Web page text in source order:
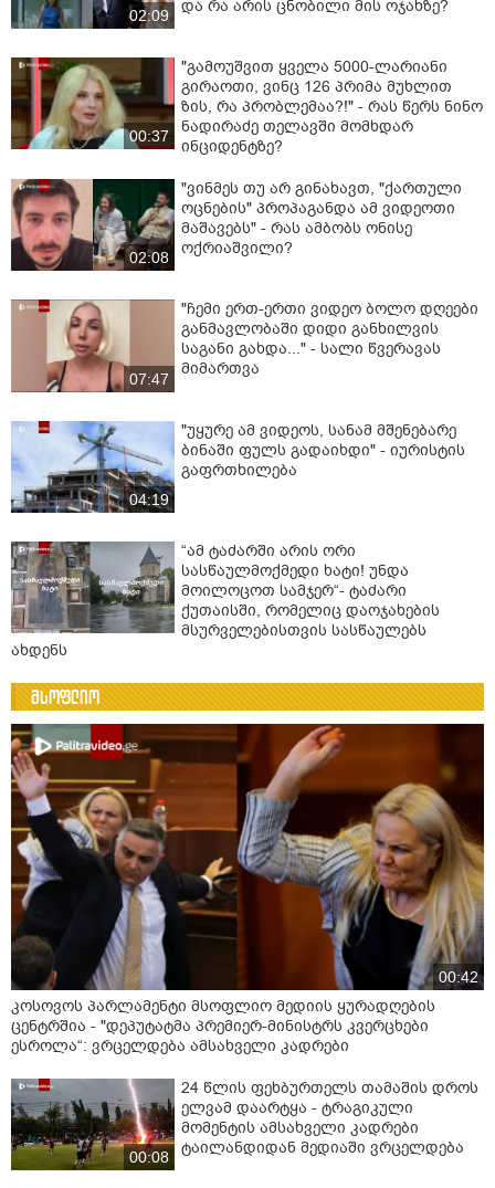
02:09 და რა არის ცნობილი მის ოჯახზე?
00:37
"გამოუშვით ყველა 5000-ლარიანი
გირაოთი, ვინც 126 პრიმა მუხლით
ზის, რა პრობლემაა?!" - რას წერს ნინო
ნადირაძე თელავში მომხდარ
ინციდენტზე?
02:08
"ვინმეს თუ არ გინახავთ, "ქართული
ოცნების" პროპაგანდა ამ ვიდეოთი
მაშავებს" - რას ამბობს ონისე
ოქრიაშვილი?
07:47
"ჩემი ერთ-ერთი ვიდეო ბოლო დღეები
განმავლობაში დიდი განხილვის
საგანი გახდა..." - სალი წვერავას
მიმართვა
04:19
"უყურე ამ ვიდეოს, სანამ მშენებარე
ბინაში ფულს გადაიხდი" - იურისტის
გაფრთხილება
“ამ ტაძარში არის ორი
სასწაულმოქმედი ხატი! უნდა
მოილოცოთ სამჯერ“- ტაძარი
ქუთაისში, რომელიც დაოჯახების
მსურველებისთვის სასწაულებს
ახდენს
მსოფლიო
00:42
კოსოვოს პარლამენტი მსოფლიო მედიის ყურადღების
ცენტრშია - "დეპუტატმა პრემიერ-მინისტრს კვერცხები
ესროლა“: ვრცელდება ამსახველი კადრები
00:08
24 წლის ფეხბურთელს თამაშის დროს
ელვამ დაარტყა - ტრაგიკული
მომენტის ამსახველი კადრები
ტაილანდიდან მედიაში ვრცელდება